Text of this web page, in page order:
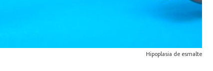
Hipoplasia de esmalte